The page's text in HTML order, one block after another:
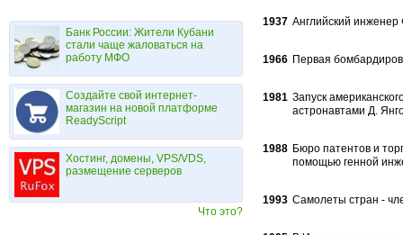
Банк России: Жители Кубани
стали чаще жаловаться на
работу МФО
Создайте свой интернет-
магазин на новой платформе
ReadyScript
Хостинг, домены, VPS/VDS,
размещение серверов
Что это?
1937 Английский инженер
1966 Первая
1981 Запуск
астронавтами Д.
1988 Бюро патентов и
помощью генной
1993 Самолеты стран -